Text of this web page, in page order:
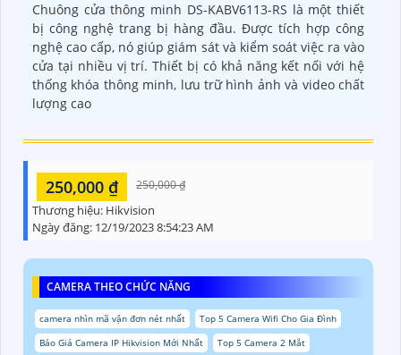
Chuông cửa thông minh DS-KABV6113-RS là một thiết
bị công nghệ trang bị hàng đầu. Được tích hợp công
nghệ cao cấp, nó giúp giám sát và kiểm soát việc ra vào
cửa tại nhiều vị trí. Thiết bị có khả năng kết nối với hệ
thống khóa thông minh, lưu trữ hình ảnh và video chất
lượng cao
250,000 ₫ 250,000 ₫
Thương hiệu: Hikvision
Ngày đăng: 12/19/2023 8:54:23 AM
CAMERA THEO CHỨC NĂNG
camera nhìn mã vận đơn nét nhất
Top 5 Camera Wifi Cho Gia Đình
Báo Giá Camera IP Hikvision Mới Nhất
Top 5 Camera 2 Mắt